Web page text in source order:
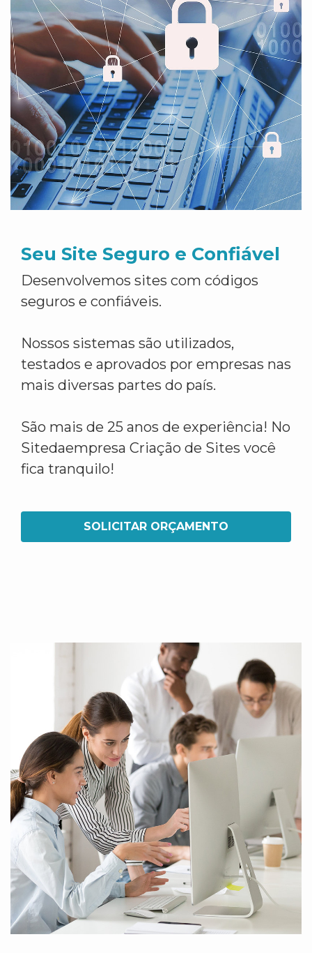
Seu Site Seguro e Confiável
Desenvolvemos sites com códigos
seguros e confiáveis.
Nossos sistemas são utilizados,
testados e aprovados por empresas nas
mais diversas partes do país.
São mais de 25 anos de experiência! No
Sitedaempresa Criação de Sites você
fica tranquilo!
SOLICITAR ORÇAMENTO